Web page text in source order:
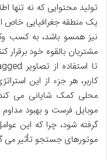
تولید محتوایی که نه تنها
یک منطقه جغرافیایی خاص
نیز همسو باشد، به کسب
مشتریان بالقوه خود برقرار
کاربر، هر جزء از این
محلی کمک شایانی می
موبایل فرست و بهبود مداوم
گرفته شود، چرا که این
موتورهای جستجو تأثیر می